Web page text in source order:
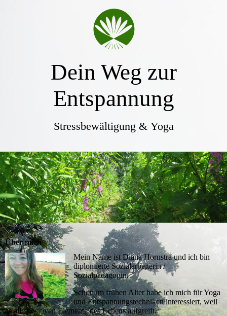
Dein Weg zur
Entspannung
Stressbewältigung & Yoga
Über mich
Mein Name ist Diana Hornstra und ich bin
diplomierte Sozialarbeiterin /
Sozialpädagogin.
Schon im frühen Alter habe ich mich für Yoga
und Entspannungstechniken interessiert, weil
es alle positiven Elemente des Lebens aufgreift.